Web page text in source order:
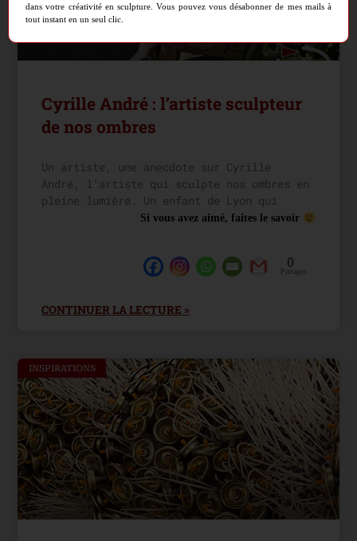
Cyrille André : l’artiste sculpteur
de nos ombres
Un artiste, une anecdote sur Cyrille
André, l’artiste qui sculpte nos ombres en
pleine lumière. Un enfant de Lyon qui
Si vous avez aimé, faites le savoir
0
Partages
CONTINUER LA LECTURE »
INSPIRATIONS
dans votre créativité en sculpture. Vous pouvez vous désabonner de mes mails à
tout instant en un seul clic.